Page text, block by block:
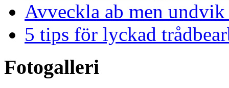
Avveckla ab men
5 tips för lyckad
Fotogalleri